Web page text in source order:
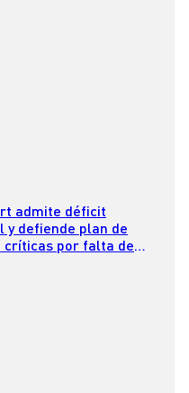
admite déficit
y defiende plan de
críticas por falta de